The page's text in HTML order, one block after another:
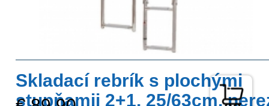
Skladací rebrík s plochými
stupňamii 2+1, 25/63cm,